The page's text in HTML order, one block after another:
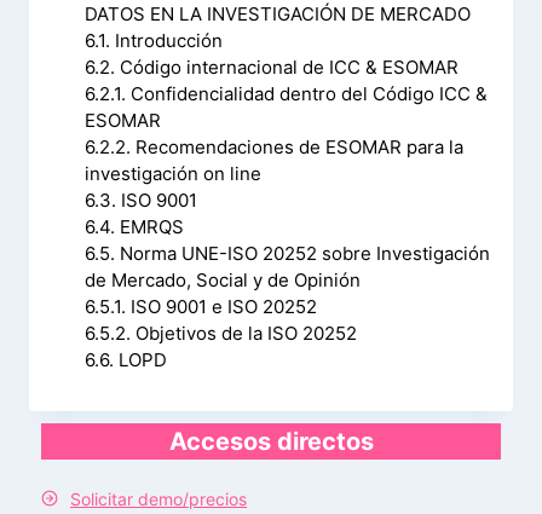
DATOS EN LA INVESTIGACIÓN DE MERCADO
6.1. Introducción
6.2. Código internacional de ICC & ESOMAR
6.2.1. Confidencialidad dentro del Código ICC &
ESOMAR
6.2.2. Recomendaciones de ESOMAR para la
investigación on line
6.3. ISO 9001
6.4. EMRQS
6.5. Norma UNE-ISO 20252 sobre Investigación
de Mercado, Social y de Opinión
6.5.1. ISO 9001 e ISO 20252
6.5.2. Objetivos de la ISO 20252
6.6. LOPD
Accesos directos
Solicitar demo/precios